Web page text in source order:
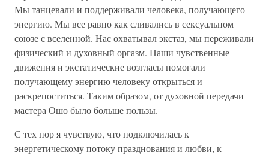
Мы танцевали и поддерживали человека, получающего
энергию. Мы все равно как сливались в сексуальном
союзе с вселенной. Нас охватывал экстаз, мы переживали
физический и духовный оргазм. Наши чувственные
движения и экстатические возгласы помогали
получающему энергию человеку открыться и
раскрепоститься. Таким образом, от духовной передачи
мастера Ошо было больше пользы.
С тех пор я чувствую, что подключилась к
энергетическому потоку празднования и любви, к